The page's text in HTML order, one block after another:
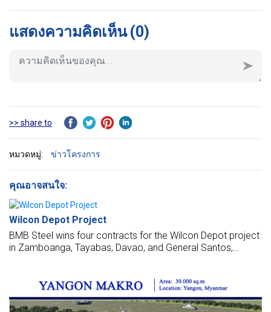
แสดงความคิดเห็น (0)
>> share to
หมวดหมู่: ข่าวโครงการ
คุณอาจสนใจ:
Wilcon Depot Project
BMB Steel wins four contracts for the Wilcon Depot project
in Zamboanga, Tayabas, Davao, and General Santos,